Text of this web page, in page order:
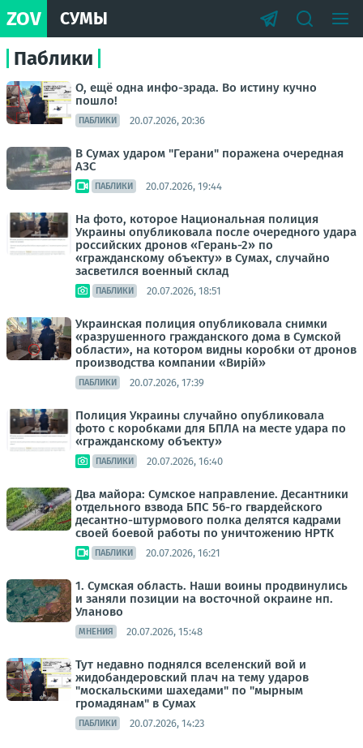
ZOV СУМЫ
Паблики
О, ещё одна инфо-зрада. Во истину кучно
пошло!
ПАБЛИКИ 20.07.2026, 20:36
В Сумах ударом "Герани" поражена очередная
АЗС
ПАБЛИКИ 20.07.2026, 19:44
На фото, которое Национальная полиция
Украины опубликовала после очередного удара
российских дронов «Герань-2» по
«гражданскому объекту» в Сумах, случайно
засветился военный склад
ПАБЛИКИ 20.07.2026, 18:51
Украинская полиция опубликовала снимки
«разрушенного гражданского дома в Сумской
области», на котором видны коробки от дронов
производства компании «Вирій»
ПАБЛИКИ 20.07.2026, 17:39
Полиция Украины случайно опубликовала
фото с коробками для БПЛА на месте удара по
«гражданскому объекту»
ПАБЛИКИ 20.07.2026, 16:40
Два майора: Сумское направление. Десантники
отдельного взвода БПС 56-го гвардейского
десантно-штурмового полка делятся кадрами
своей боевой работы по уничтожению НРТК
ПАБЛИКИ 20.07.2026, 16:21
1. Сумская область. Наши воины продвинулись
и заняли позиции на восточной окраине нп.
Уланово
МНЕНИЯ 20.07.2026, 15:48
Тут недавно поднялся вселенский вой и
жидобандеровский плач на тему ударов
"москальскими шахедами" по "мырным
громадянам" в Сумах
ПАБЛИКИ 20.07.2026, 14:23